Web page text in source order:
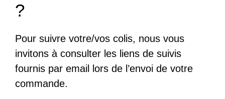
?
Pour suivre votre/vos colis, nous vous
invitons à consulter les liens de suivis
fournis par email lors de l’envoi de votre
commande.